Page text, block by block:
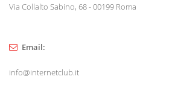
Via Collalto Sabino, 68 - 00199 Roma
Email:
info@internetclub.it